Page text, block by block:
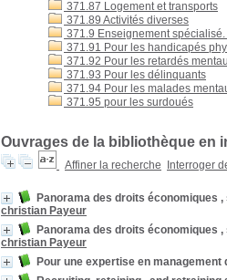
371.87 Logement et transports
371.89 Activités diverses
371.9 Enseignement
371.91 Pour les handicapés
371.92 Pour les retardés
371.93 Pour les délinquants
371.94 Pour les malades
371.95 pour les surdoués
Ouvrages de la bibliothèque en
Affiner la recherche Interroger
Panorama des droits économiques
christian Payeur
Panorama des droits économiques
christian Payeur
Pour une expertise en management